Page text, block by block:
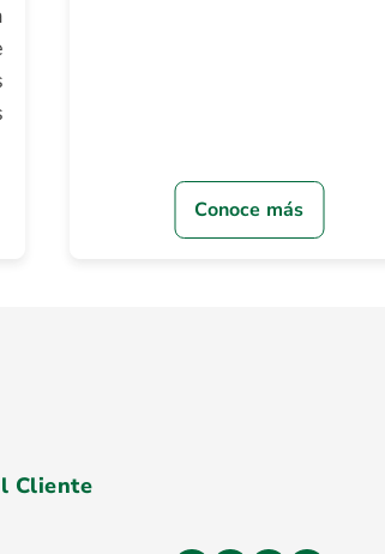
Conoce más
Cliente